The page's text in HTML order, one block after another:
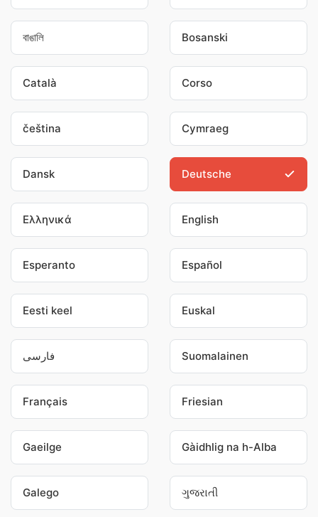
বাঙালি Bosanski
Català Corso
čeština Cymraeg
Dansk Deutsche
Ελληνικά English
Esperanto Español
Eesti keel Euskal
فارسی Suomalainen
Français Friesian
Gaeilge Gàidhlig na h-Alba
Galego ગુજરાતી